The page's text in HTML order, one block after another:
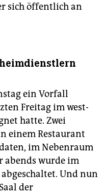
sich öffentlich an
ein Vorfall
Freitag im west­
hatte. Zwei
einem Restaurant
im Nebenraum
abends wurde im
Und nun
der